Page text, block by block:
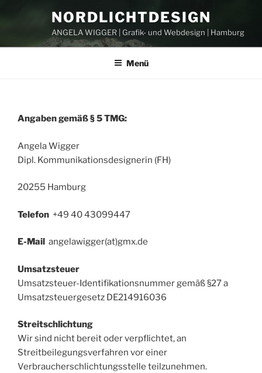
NORDLICHTDESIGN
ANGELA WIGGER | Grafik- und Webdesign | Hamburg
Menü
AM
Angaben gemäß § 5 TMG:
Angela Wigger
Dipl. Kommunikationsdesignerin (FH)
20255 Hamburg
Telefon +49 40 43099447
E-Mail angelawigger(at)gmx.de
Umsatzsteuer
Umsatzsteuer-Identifikationsnummer gemäß §27 a
Umsatzsteuergesetz DE214916036
Streitschlichtung
Wir sind nicht bereit oder verpflichtet, an
Streitbeilegungsverfahren vor einer
Verbraucherschlichtungsstelle teilzunehmen.